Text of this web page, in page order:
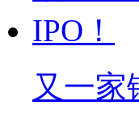
又一家